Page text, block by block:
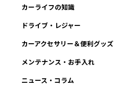
カーライフの知識
ドライブ・レジャー
カーアクセサリー＆便利グッズ
メンテナンス・お手入れ
ニュース・コラム